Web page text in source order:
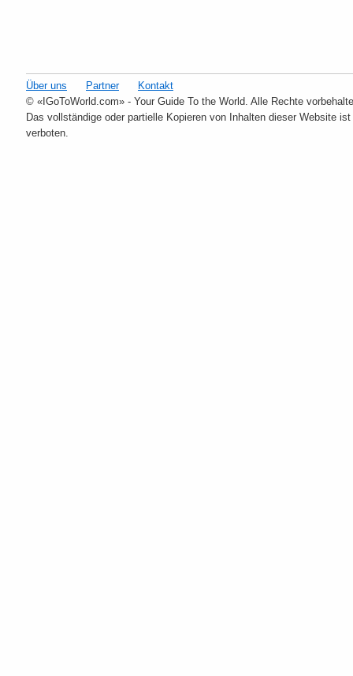
Über uns Partner
Kontakt
© «IGoToWorld.com» - Your Guide To the World. Alle Rechte
Das vollständige oder partielle Kopieren von Inhalten dieser Website ist
verboten.